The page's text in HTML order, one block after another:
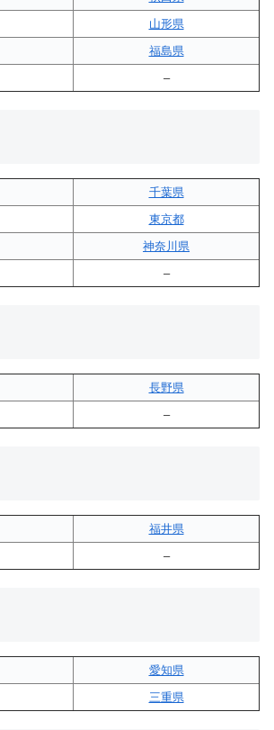
山形県
福島県
–
千葉県
東京都
神奈川県
–
長野県
–
福井県
–
愛知県
三重県